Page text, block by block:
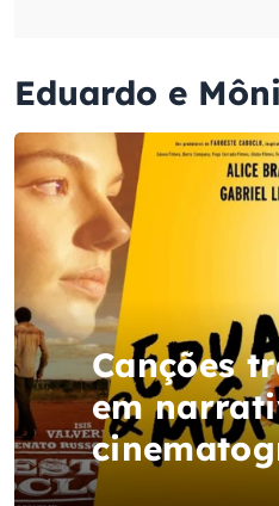
Eduardo e
Canções
em